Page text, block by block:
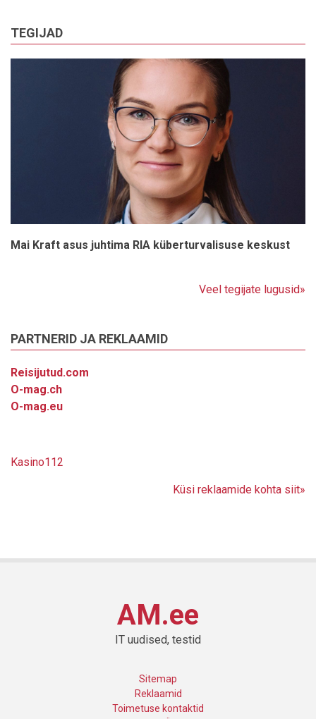
TEGIJAD
Mai Kraft asus juhtima RIA küberturvalisuse keskust
Veel tegijate lugusid»
PARTNERID JA REKLAAMID
Reisijutud.com
O-mag.ch
O-mag.eu
Kasino112
Küsi reklaamide kohta siit»
AM.ee
IT uudised, testid
Sitemap
Reklaamid
Toimetuse kontaktid